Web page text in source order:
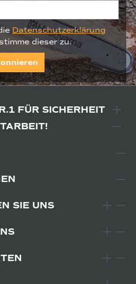
Datenschutzerklärung
dieser zu.
FÜR SICHERHEIT
SIE UNS